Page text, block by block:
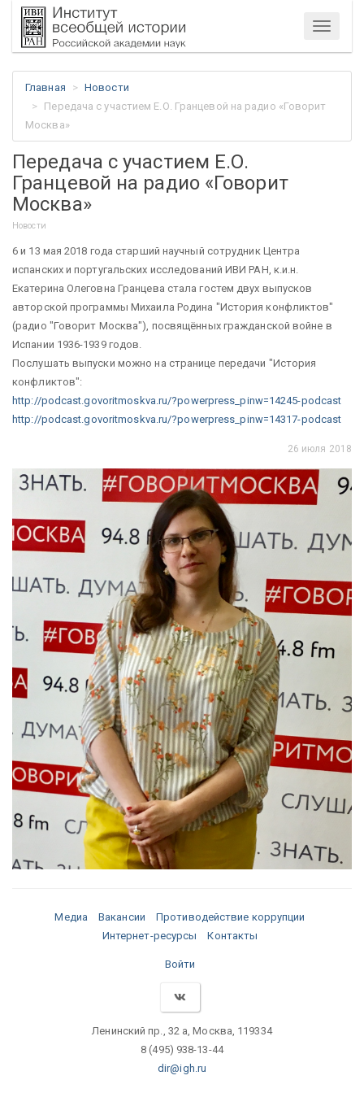
Меню
Главная
Новости
Передача с участием Е.О. Гранцевой на радио «Говорит
Москва»
Передача с участием Е.О.
Гранцевой на радио «Говорит
Москва»
Новости
6 и 13 мая 2018 года старший научный сотрудник Центра
испанских и португальских исследований ИВИ РАН, к.и.н.
Екатерина Олеговна Гранцева стала гостем двух выпусков
авторской программы Михаила Родина "История конфликтов"
(радио "Говорит Москва"), посвящённых гражданской войне в
Испании 1936-1939 годов.
Послушать выпуски можно на странице передачи "История
конфликтов":
http://podcast.govoritmoskva.ru/?powerpress_pinw=14245-podcast
http://podcast.govoritmoskva.ru/?powerpress_pinw=14317-podcast
26 июля 2018
Медиа Вакансии
Противодействие коррупции
Интернет-ресурсы
Контакты
Войти
Ленинский пр., 32 а, Москва, 119334
8 (495) 938-13-44
dir@igh.ru